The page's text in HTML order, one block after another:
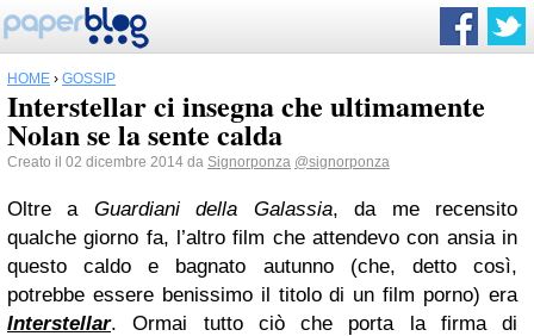
HOME › GOSSIP
Interstellar ci insegna che ultimamente
Nolan se la sente calda
Creato il 02 dicembre 2014 da Signorponza @signorponza
Oltre a Guardiani della Galassia, da me recensito
qualche giorno fa, l’altro film che attendevo con ansia in
questo caldo e bagnato autunno (che, detto così,
potrebbe essere benissimo il titolo di un film porno) era
Interstellar. Ormai tutto ciò che porta la firma di